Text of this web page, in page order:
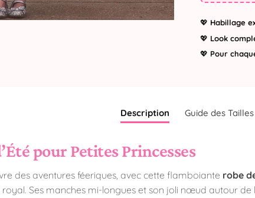
💖 Habillage
💖 Look
💖 Pour
Description Guide des Tailles
pour Petites Princesses
des aventures féeriques, avec cette flamboiante robe
Ses manches mi-longues et son joli nœud autour de